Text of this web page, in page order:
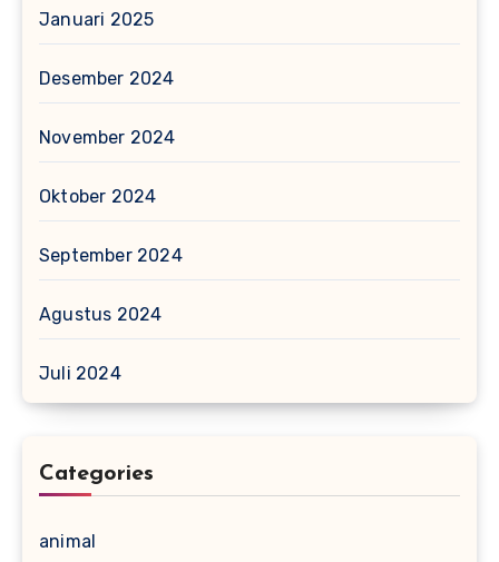
Januari 2025
Desember 2024
November 2024
Oktober 2024
September 2024
Agustus 2024
Juli 2024
Categories
animal